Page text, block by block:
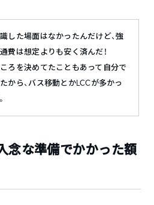
した場面はなかったんだけど、強
費は想定よりも安く済んだ！
ろを決めてたこともあって自分で
から、バス移動とかLCCが多かっ
念な準備でかかった額